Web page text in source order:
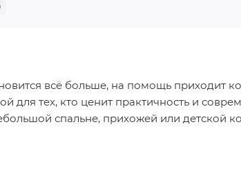
всё больше, на помощь приходит
тех, кто ценит практичность и
спальне, прихожей или детской